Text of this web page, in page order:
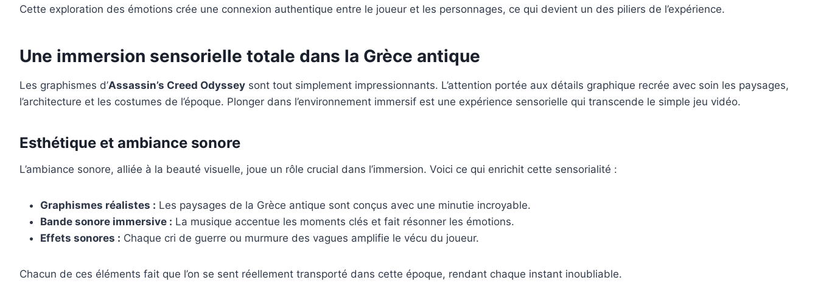
Cette exploration des émotions crée une connexion authentique entre le joueur et les personnages, ce qui devient un des piliers de l’expérience.
Une immersion sensorielle totale dans la Grèce antique
Les graphismes d’Assassin’s Creed Odyssey sont tout simplement impressionnants. L’attention portée aux détails graphique recrée avec soin les paysages,
l’architecture et les costumes de l’époque. Plonger dans l’environnement immersif est une expérience sensorielle qui transcende le simple jeu vidéo.
Esthétique et ambiance sonore
L’ambiance sonore, alliée à la beauté visuelle, joue un rôle crucial dans l’immersion. Voici ce qui enrichit cette sensorialité :
Graphismes réalistes : Les paysages de la Grèce antique sont conçus avec une minutie incroyable.
Bande sonore immersive : La musique accentue les moments clés et fait résonner les émotions.
Effets sonores : Chaque cri de guerre ou murmure des vagues amplifie le vécu du joueur.
Chacun de ces éléments fait que l’on se sent réellement transporté dans cette époque, rendant chaque instant inoubliable.